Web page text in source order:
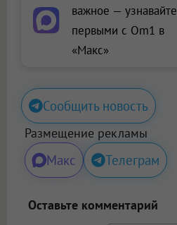
важное — узнавайте
первыми с Om1 в
«Макс»
Сообщить новость
Размещение рекламы
Макс Телеграм
Оставьте комментарий